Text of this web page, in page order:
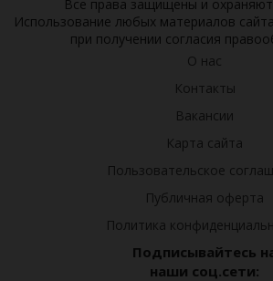
Все права защищены и
Использование любых материалов
при получении согласия
О нас
Контакты
Вакансии
Карта сайта
Пользовательское
Публичная оферта
Политика
Подписывайтесь
наши соц.сети: